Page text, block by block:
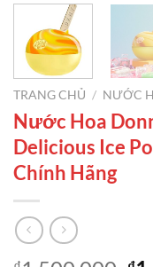
TRANG CHỦ / NƯỚC
Nước Hoa
Delicious Ice
Chính Hãng